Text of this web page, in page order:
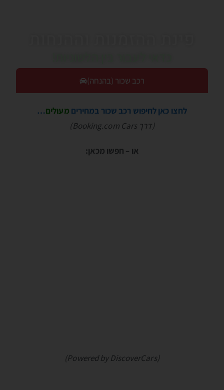
רכב שכור (בהנחה)
לחצו כאן לחיפוש רכב שכור במחירים מעולים…
(דרך Booking.com Cars)
או – חפשו מכאן:
(Powered by DiscoverCars)